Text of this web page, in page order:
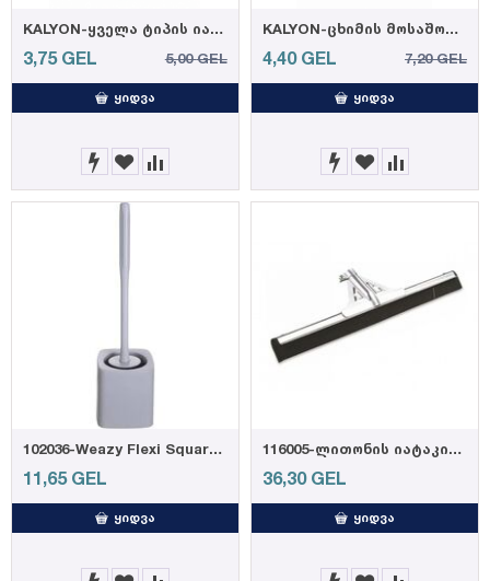
KALYON-ყველა ტიპის იატაკის საწმენდი საშუალება, გაზაფხულის სურნელით 1000მლ (12)
3,75 GEL 5,00 GEL
ᲧᲘᲓᲕᲐ
KALYON-ცხიმის მოსაშორებელი სპრეი 750 მლ (12)
4,40 GEL 7,20 GEL
ᲧᲘᲓᲕᲐ
102036-Weazy Flexi Square ტუალეტის ჯაგრისი (12)
11,65 GEL
ᲧᲘᲓᲕᲐ
116005-ლითონის იატაკის საწმენდი 55სმ ეკო
36,30 GEL
ᲧᲘᲓᲕᲐ